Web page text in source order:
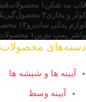
قاب مه شکن ۱ محصولات
کولر و بخاری۴ محصول
لوازم یدکی ساندرو۱۳ محصول
واشر پمپ بنزین ۱ محصولات
دسته‌های محصولات
آیینه ها و شیشه ها
آیینه وسط